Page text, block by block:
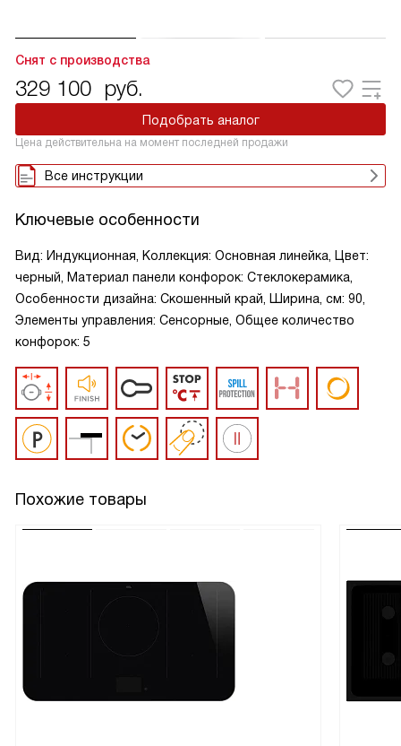
Снят с производства
329 100 руб.
Подобрать аналог
Цена действительна на момент последней продажи
Все инструкции
Ключевые особенности
Вид: Индукционная, Коллекция: Основная линейка, Цвет:
черный, Материал панели конфорок: Стеклокерамика,
Особенности дизайна: Скошенный край, Ширина, см: 90,
Элементы управления: Сенсорные, Общее количество
конфорок: 5
Похожие товары